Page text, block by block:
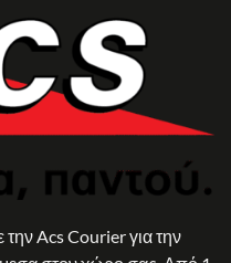
Acs Courier για την